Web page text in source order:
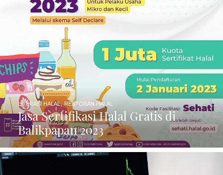
Jasa Sertifikasi Halal Gratis di
Balikpapan 2023
LITERASI HALAL,RESTORAN HALAL